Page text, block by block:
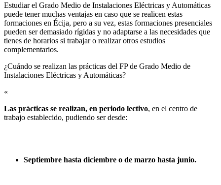
Estudiar el Grado Medio de Instalaciones Eléctricas y Automáticas
puede tener muchas ventajas en caso que se realicen estas
formaciones en Écija, pero a su vez, estas formaciones presenciales
pueden ser demasiado rígidas y no adaptarse a las necesidades que
tienes de horarios si trabajar o realizar otros estudios
complementarios.
¿Cuándo se realizan las prácticas del FP de Grado Medio de
Instalaciones Eléctricas y Automáticas?​
«
Las prácticas se realizan, en periodo lectivo, en el centro de
trabajo establecido, pudiendo ser desde:
Septiembre hasta diciembre o de marzo hasta junio.